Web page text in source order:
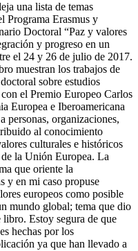
una lista de temas
Programa Erasmus y
Doctoral “Paz y valores
y progreso en un
el 24 y 26 de julio de 2017.
muestran los trabajos de
sobre estudios
el Premio Europeo Carlos
Europea e Iberoamericana
personas, organizaciones,
al conocimiento
culturales e históricos
la Unión Europea. La
que oriente la
y en mi caso propuse
europeos como posible
mundo global; tema que dio
Estoy segura de que
hechas por los
ya que han llevado a